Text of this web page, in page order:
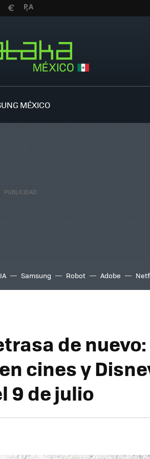
MÉXICO
IA Samsung Robot Adobe
de nuevo:
cines y
9 de julio